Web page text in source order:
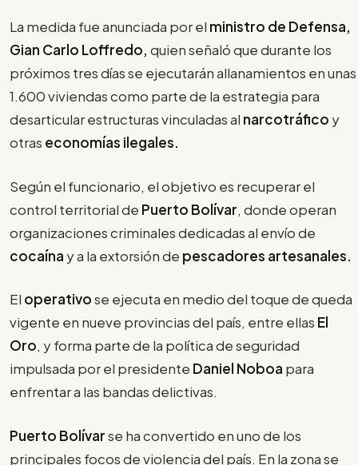
La medida fue anunciada por el ministro de Defensa,
Gian Carlo Loffredo, quien señaló que durante los
próximos tres días se ejecutarán allanamientos en unas
1.600 viviendas como parte de la estrategia para
desarticular estructuras vinculadas al narcotráfico y
otras economías ilegales.
Según el funcionario, el objetivo es recuperar el
control territorial de Puerto Bolívar, donde operan
organizaciones criminales dedicadas al envío de
cocaína y a la extorsión de pescadores artesanales.
El operativose ejecuta en medio del toque de queda
vigente en nueve provincias del país, entre ellas El
Oro, y forma parte de la política de seguridad
impulsada por el presidente Daniel Noboa para
enfrentar a las bandas delictivas.
Puerto Bolívarse ha convertido en uno de los
principales focos de violencia del país. En la zona se